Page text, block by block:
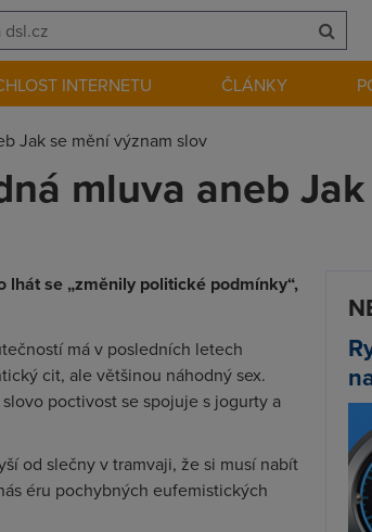
INTERNETU ČLÁNKY
Jak se mění význam slov
mluva aneb
se „změnily politické podmínky“,
má v posledních letech
cit, ale většinou náhodný sex.
poctivost se spojuje s jogurty a
od slečny v tramvaji, že si musí nabít
éru pochybných eufemistických